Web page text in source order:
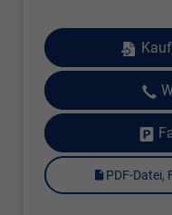
PDF-Datei,